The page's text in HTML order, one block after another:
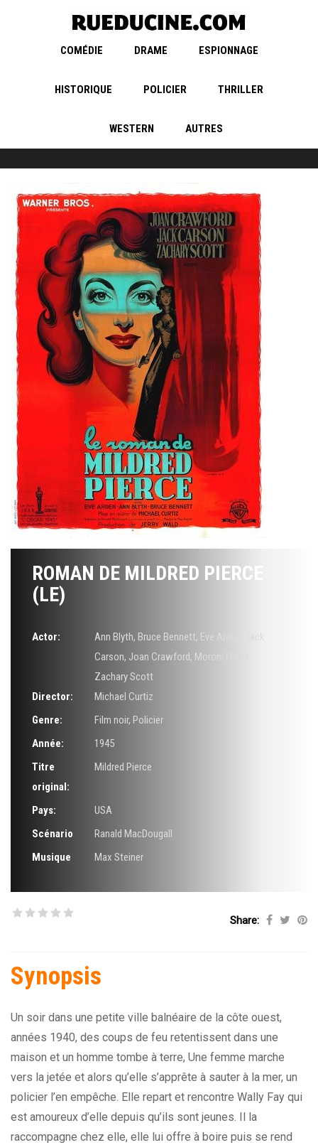
COMÉDIE DRAME ESPIONNAGE
HISTORIQUE POLICIER THRILLER
WESTERN AUTRES
ROMAN DE MILDRED PIERCE
(LE)
Actor: Ann Blyth, Bruce Bennett, Eve Arden
Carson, Joan Crawford, Moroni Olsen
Zachary Scott
Director:
Michael Curtiz
Genre:
Film noir, Policier
Année:
1945
Titre
original:
Mildred Pierce
Pays:
USA
Scénario
Ranald MacDougall
Musique
Max Steiner
Share:
Synopsis
Un soir dans une petite ville balnéaire de la côte ouest,
années 1940, des coups de feu retentissent dans une
maison et un homme tombe à terre, Une femme marche
vers la jetée et alors qu’elle s’apprête à sauter à la mer, un
policier l’en empêche. Elle repart et rencontre Wally Fay qui
est amoureux d’elle depuis qu’ils sont jeunes. Il la
raccompagne chez elle, elle lui offre à boire puis se rend